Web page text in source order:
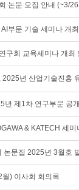
논문 모집 안내 (~3/
부문 기술 세미나 개
구회 교육세미나 개최
년 산업기술진흥
년 제1차 연구부문 공
& KATECH 세미
논문집 2025년 3월호
) 이사회 회의록